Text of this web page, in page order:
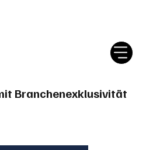
Branchenexklusivität